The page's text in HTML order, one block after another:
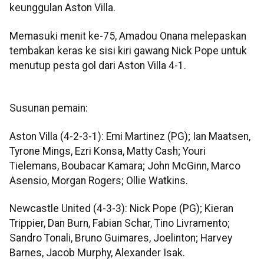
keunggulan Aston Villa.
Memasuki menit ke-75, Amadou Onana melepaskan
tembakan keras ke sisi kiri gawang Nick Pope untuk
menutup pesta gol dari Aston Villa 4-1.
Susunan pemain:
Aston Villa (4-2-3-1): Emi Martinez (PG); Ian Maatsen,
Tyrone Mings, Ezri Konsa, Matty Cash; Youri
Tielemans, Boubacar Kamara; John McGinn, Marco
Asensio, Morgan Rogers; Ollie Watkins.
Newcastle United (4-3-3): Nick Pope (PG); Kieran
Trippier, Dan Burn, Fabian Schar, Tino Livramento;
Sandro Tonali, Bruno Guimares, Joelinton; Harvey
Barnes, Jacob Murphy, Alexander Isak.